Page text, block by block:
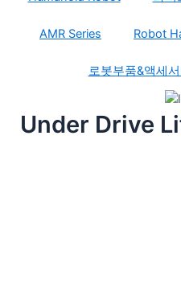
AMR Series Robot
로봇부품&액세
Under Drive